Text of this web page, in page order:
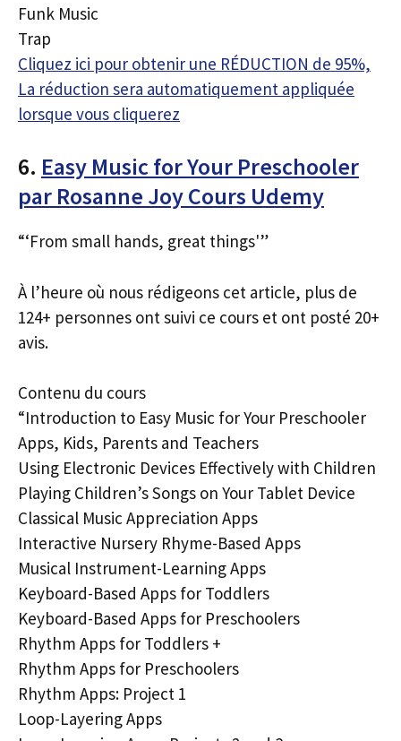
Funk Music
Trap
Cliquez ici pour obtenir une RÉDUCTION de 95%,
La réduction sera automatiquement appliquée
lorsque vous cliquerez
6. Easy Music for Your Preschooler
par Rosanne Joy Cours Udemy
“‘From small hands, great things'”
À l’heure où nous rédigeons cet article, plus de
124+ personnes ont suivi ce cours et ont posté 20+
avis.
Contenu du cours
“Introduction to Easy Music for Your Preschooler
Apps, Kids, Parents and Teachers
Using Electronic Devices Effectively with Children
Playing Children’s Songs on Your Tablet Device
Classical Music Appreciation Apps
Interactive Nursery Rhyme-Based Apps
Musical Instrument-Learning Apps
Keyboard-Based Apps for Toddlers
Keyboard-Based Apps for Preschoolers
Rhythm Apps for Toddlers +
Rhythm Apps for Preschoolers
Rhythm Apps: Project 1
Loop-Layering Apps